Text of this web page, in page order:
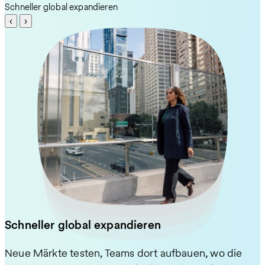
Schneller global expandieren
‹ ›
Schneller global expandieren
Neue Märkte testen, Teams dort aufbauen, wo die